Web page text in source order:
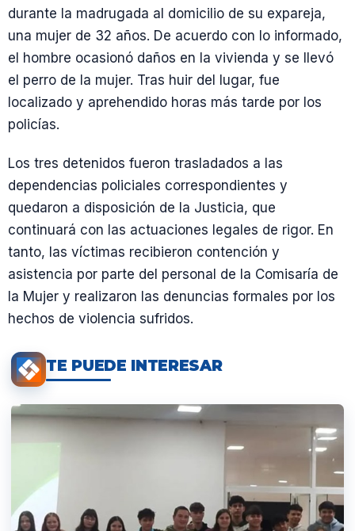
durante la madrugada al domicilio de su expareja,
una mujer de 32 años. De acuerdo con lo informado,
el hombre ocasionó daños en la vivienda y se llevó
el perro de la mujer. Tras huir del lugar, fue
localizado y aprehendido horas más tarde por los
policías.
Los tres detenidos fueron trasladados a las
dependencias policiales correspondientes y
quedaron a disposición de la Justicia, que
continuará con las actuaciones legales de rigor. En
tanto, las víctimas recibieron contención y
asistencia por parte del personal de la Comisaría de
la Mujer y realizaron las denuncias formales por los
hechos de violencia sufridos.
TE PUEDE INTERESAR